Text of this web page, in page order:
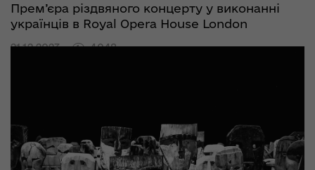
Прем’єра різдвяного концерту у виконанні
українців в Royal Opera House London
21.12.2023 4048